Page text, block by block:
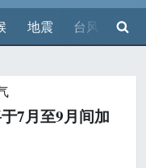
地震 台风 天气
搜索
7月至9月间加